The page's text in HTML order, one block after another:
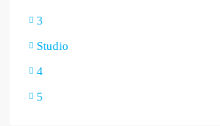
3
Studio
4
5